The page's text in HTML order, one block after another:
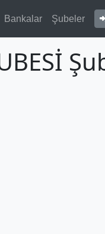
Bankalar Şubeler